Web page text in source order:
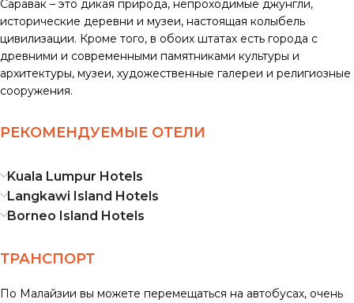
Саравак – это дикая природа, непроходимые джунгли,
исторические деревни и музеи, настоящая колыбель
цивилизации. Кроме того, в обоих штатах есть города с
древними и современными памятниками культуры и
архитектуры, музеи, художественные галереи и религиозные
сооружения.
РЕКОМЕНДУЕМЫЕ ОТЕЛИ
Kuala Lumpur Hotels
Langkawi Island Hotels
Borneo Island Hotels
ТРАНСПОРТ
По Малайзии вы можете перемещаться на автобусах, очень